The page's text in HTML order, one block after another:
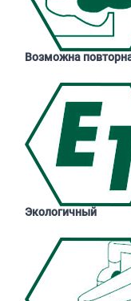
Возможна
Экологичный